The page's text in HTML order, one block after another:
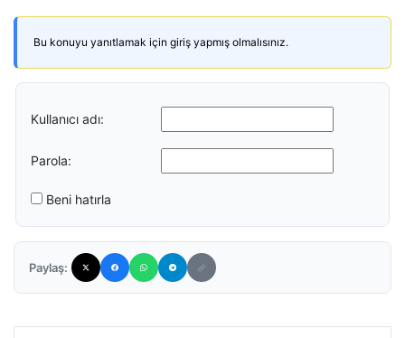
Bu konuyu yanıtlamak için giriş yapmış olmalısınız.
Kullanıcı adı:
Parola:
Beni hatırla
Paylaş: